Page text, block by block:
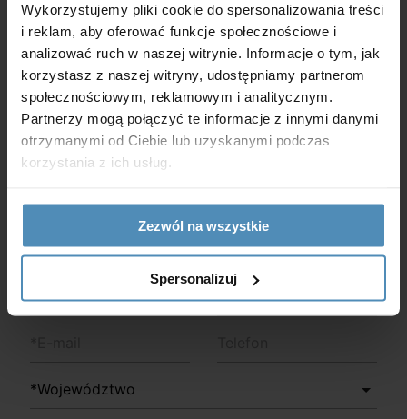
Wykorzystujemy pliki cookie do spersonalizowania treści
i reklam, aby oferować funkcje społecznościowe i
analizować ruch w naszej witrynie. Informacje o tym, jak
korzystasz z naszej witryny, udostępniamy partnerom
społecznościowym, reklamowym i analitycznym.
Partnerzy mogą połączyć te informacje z innymi danymi
otrzymanymi od Ciebie lub uzyskanymi podczas
korzystania z ich usług.
Zezwól na wszystkie
Spersonalizuj
Masz pytania?
Jeśli masz jakiekolwiek pytania, uwagi lub sugestie,
chętnie Ci pomożemy. Wypełnij poniższy formularz
kontaktowy, a postaramy się odpowiedzieć na Twoją
wiadomość jak najszybciej.
biuro@vents-group.pl